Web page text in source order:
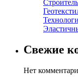
Свежие
Нет